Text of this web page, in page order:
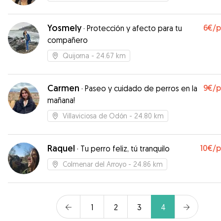
como si estuviera en casa....o mejor!”
Yosmely· Protección y afecto para tu
compañero
6€/
Quijorna - 24.67 km
Carmen · Paseo y cuidado de perros en la
mañana!
9€/
Villaviciosa de Odón - 24.80 km
Raquel · Tu perro feliz, tú tranquilo 10€/
Colmenar del Arroyo - 24.86 km
1 2 3 4